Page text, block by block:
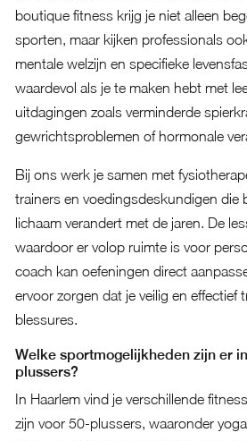
boutique fitness krijg je niet alleen
sporten, maar kijken professionals
mentale welzijn en specifieke
waardevol als je te maken hebt met
uitdagingen zoals verminderde
gewrichtsproblemen of hormonale
Bij ons werk je samen met
trainers en voedingsdeskundigen die
lichaam verandert met de jaren. De
waardoor er volop ruimte is voor
coach kan oefeningen direct
ervoor zorgen dat je veilig en effectief
blessures.
Welke sportmogelijkheden zijn er
plussers?
In Haarlem vind je verschillende
zijn voor 50-plussers, waaronder